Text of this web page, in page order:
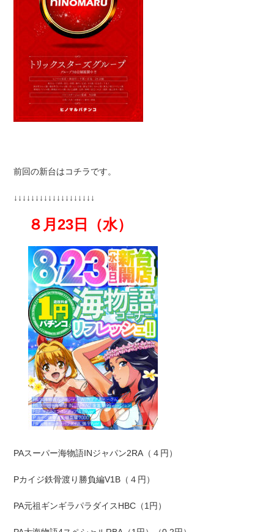
前回の新台はコチラです。
↓↓↓↓↓↓↓↓↓↓↓↓↓↓↓↓↓↓↓
８月23日（水）
PAスーパー海物語INジャパン2RA （４円）
Pカイジ鉄骨渡り勝負編V1B （４円）
PA元祖ギンギラパラダイスHBC （1円）